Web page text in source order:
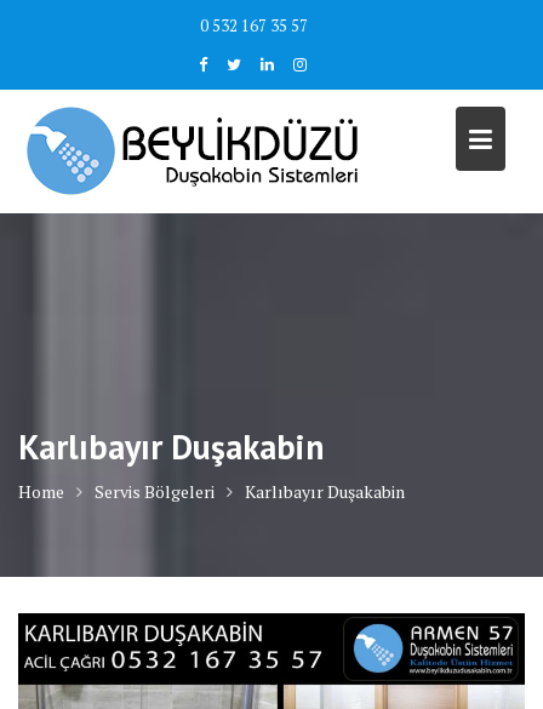
0 532 167 35 57
Karlıbayır Duşakabin
Home Servis Bölgeleri Karlıbayır Duşakabin